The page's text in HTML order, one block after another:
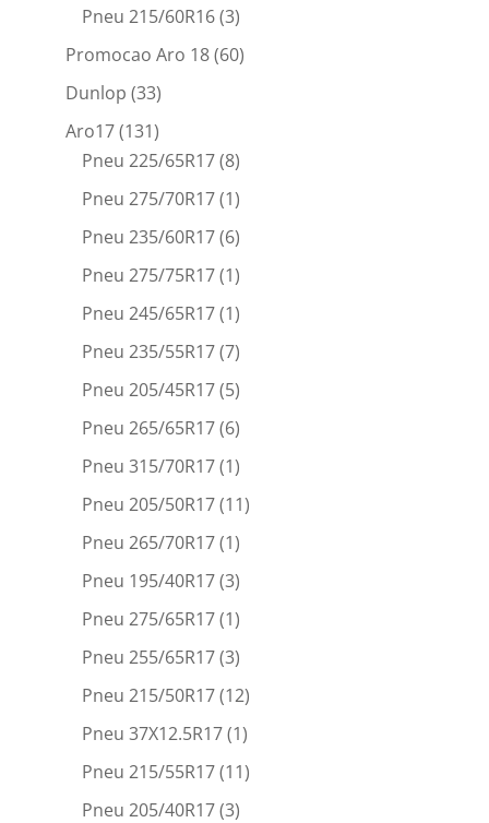
Pneu 215/60R16(3)
Promocao Aro 18(60)
Dunlop (33)
Aro17(131)
Pneu 225/65R17(8)
Pneu 275/70R17(1)
Pneu 235/60R17(6)
Pneu 275/75R17(1)
Pneu 245/65R17(1)
Pneu 235/55R17(7)
Pneu 205/45R17(5)
Pneu 265/65R17(6)
Pneu 315/70R17(1)
Pneu 205/50R17(11)
Pneu 265/70R17(1)
Pneu 195/40R17(3)
Pneu 275/65R17(1)
Pneu 255/65R17(3)
Pneu 215/50R17(12)
Pneu 37X12.5R17(1)
Pneu 215/55R17(11)
Pneu 205/40R17(3)